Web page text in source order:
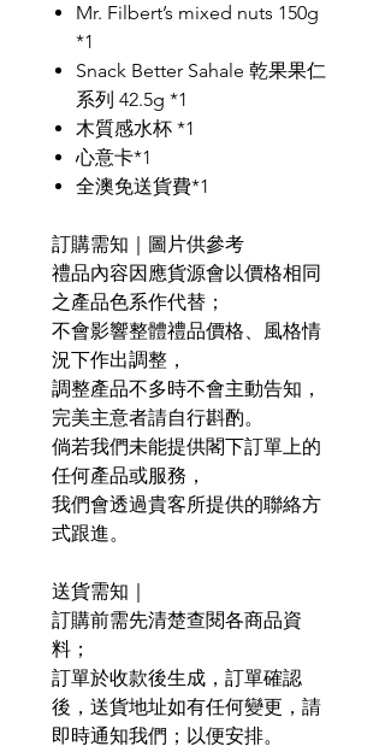
Mr. Filbert’s mixed nuts 150g
*1
Snack Better Sahale 乾果果仁
系列 42.5g *1
木質感水杯 *1
心意卡*1
全澳免送貨費*1
訂購需知｜圖片供參考
禮品內容因應貨源會以價格相同
之產品色系作代替；
不會影響整體禮品價格、風格情
況下作出調整，
調整產品不多時不會主動告知，
完美主意者請自行斟酌。
倘若我們未能提供閣下訂單上的
任何產品或服務，
我們會透過貴客所提供的聯絡方
式跟進。
送貨需知｜
訂購前需先清楚查閱各商品資
料；
訂單於收款後生成，訂單確認
後，送貨地址如有任何變更，請
即時通知我們；以便安排。